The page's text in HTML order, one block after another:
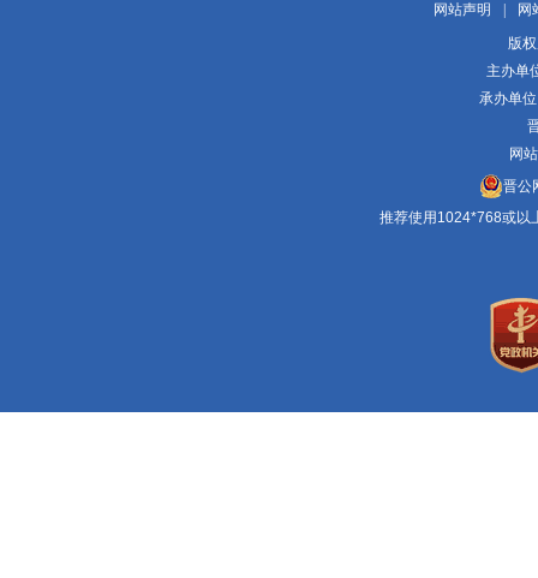
网站声明
网
版
主办单
承办单
网
晋公
推荐使用1024*768或以